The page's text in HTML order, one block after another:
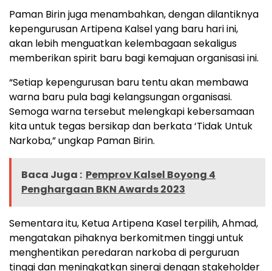
Paman Birin juga menambahkan, dengan dilantiknya
kepengurusan Artipena Kalsel yang baru hari ini,
akan lebih menguatkan kelembagaan sekaligus
memberikan spirit baru bagi kemajuan organisasi ini.
“Setiap kepengurusan baru tentu akan membawa
warna baru pula bagi kelangsungan organisasi.
Semoga warna tersebut melengkapi kebersamaan
kita untuk tegas bersikap dan berkata ‘Tidak Untuk
Narkoba,” ungkap Paman Birin.
Baca Juga : Pemprov Kalsel Boyong 4
Penghargaan BKN Awards 2023
Sementara itu, Ketua Artipena Kasel terpilih, Ahmad,
mengatakan pihaknya berkomitmen tinggi untuk
menghentikan peredaran narkoba di perguruan
tinggi dan meningkatkan sinergi dengan stakeholder